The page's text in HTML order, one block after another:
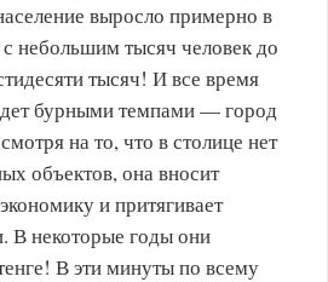
выросло примерно в
с небольшим тысяч человек до
тысяч! И все время
бурными темпами — город
на то, что в столице нет
объектов, она вносит
и притягивает
В некоторые годы они
В эти минуты по всему